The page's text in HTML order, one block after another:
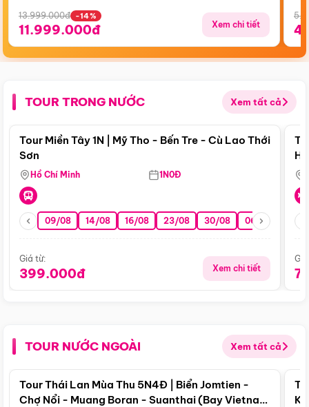
13.999.000đ -14%
11.999.000đ Xem chi tiết
TOUR TRONG NƯỚC Xem tất cả
Điểm nổi bật
Tour Miền Tây 1N | Mỹ Tho - Bến Tre - Cù Lao Thới
Sơn
Hồ Chí Minh 1N0Đ
09/08 14/08 16/08 23/08 30/08 06/09 13/09
Giá từ:
399.000đ Xem chi tiết
TOUR NƯỚC NGOÀI Xem tất cả
Điểm nổi bật
Tour Thái Lan Mùa Thu 5N4Đ | Biển Jomtien -
Chợ Nổi - Muang Boran - Suanthai (Bay Vietnam